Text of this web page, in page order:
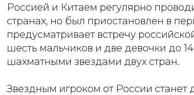
Россией и Китаем регулярно
странах, но был приостановлен в
предусматривает встречу
шесть мальчиков и две девочки до
шахматными звездами двух стран.
Звездным игроком от России